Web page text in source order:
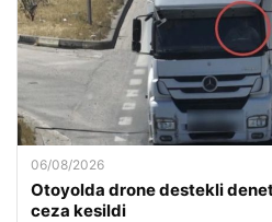
06/08/2026
Otoyolda drone destekli
ceza kesildi